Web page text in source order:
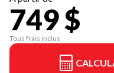
749 $
Tous frais inclus